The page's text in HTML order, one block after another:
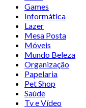
Games
Informática
Lazer
Mesa Posta
Móveis
Mundo Beleza
Organização
Papelaria
Pet Shop
Saúde
Tv e Vídeo